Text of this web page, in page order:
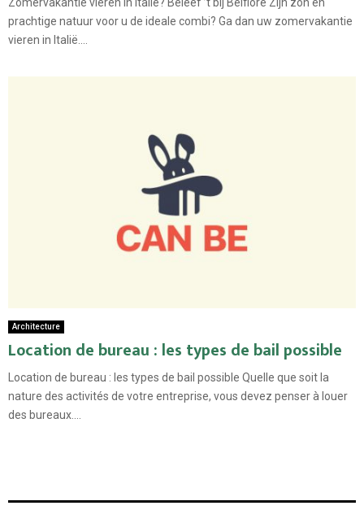
prachtige natuur voor u de ideale combi? Ga dan uw zomervakantie
vieren in Italië....
Architecture
Location de bureau : les types de bail possible
Location de bureau : les types de bail possible Quelle que soit la
nature des activités de votre entreprise, vous devez penser à louer
des bureaux....